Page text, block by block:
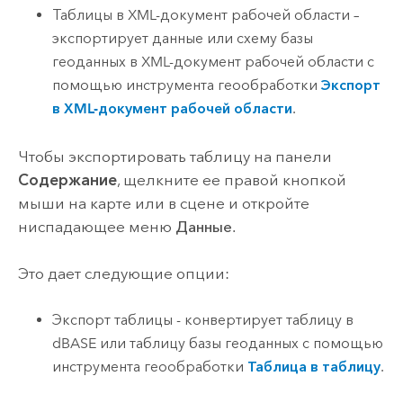
Таблицы в XML-документ рабочей области –
экспортирует данные или схему базы
геоданных в XML-документ рабочей области с
помощью инструмента геообработкиЭкспорт
в XML-документ рабочей области.
Чтобы экспортировать таблицу на панели
Содержание, щелкните ее правой кнопкой
мыши на карте или в сцене и откройте
ниспадающее меню Данные.
Это дает следующие опции:
Экспорт таблицы - конвертирует таблицу в
dBASE или таблицу базы геоданных с помощью
инструмента геообработки Таблица в таблицу.